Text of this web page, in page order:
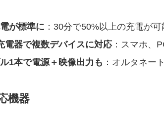
が標準に ：30分で50%以上の充電が可
電器で複数デバイスに対応：スマホ、
1本で電源＋映像出力も ：オルタネー
機器